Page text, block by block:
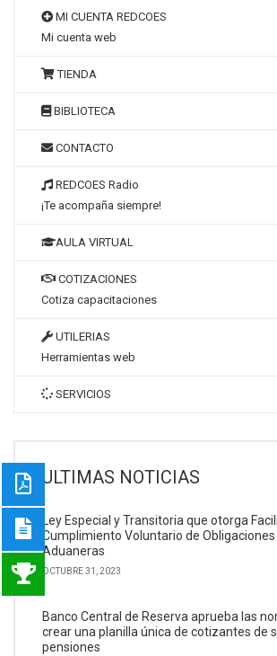
MI CUENTA REDCOES
Mi cuenta web
TIENDA
BIBLIOTECA
CONTACTO
REDCOES Radio
¡Te acompaña siempre!
AULA VIRTUAL
COTIZACIONES
Cotiza capacitaciones
UTILERIAS
Herramientas web
SERVICIOS
ULTIMAS NOTICIAS
Ley Especial y Transitoria que otorga
Cumplimiento Voluntario de
Aduaneras
OCTUBRE 31, 2023
Banco Central de Reserva aprueba las
crear una planilla única de cotizantes de
pensiones